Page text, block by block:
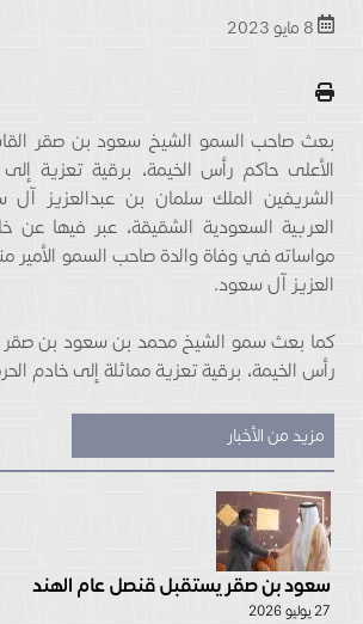
بعث صاحب السمو الشيخ سعود بن صقر
الأعلى حاكم رأس الخيمة، برقية تعزية
الشريفين الملك سلمان بن عبدالعزيز
العربية السعودية الشقيقة، عبر فيها عن
مواساته في وفاة والدة صاحب السمو الأمير
العزيز آل سعود.
كما بعث سمو الشيخ محمد بن سعود بن
رأس الخيمة، برقية تعزية مماثلة إلى خادم
مزيد من الأخبار
سعود بن صقر يستقبل قنصل عام الهند
27 يوليو 2026